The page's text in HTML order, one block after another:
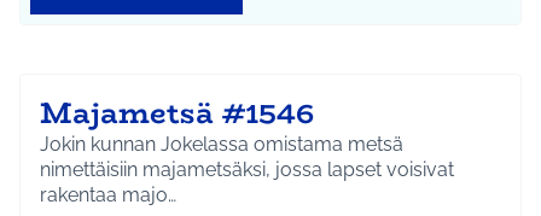
Majametsä #1546
Jokin kunnan Jokelassa omistama metsä
nimettäisiin majametsäksi, jossa lapset voisivat
rakentaa majo…